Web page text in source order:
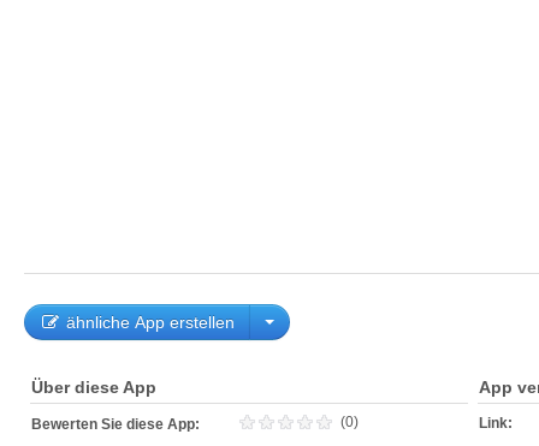
ähnliche App erstellen
Über diese App
Bewerten Sie diese App: (0)
App
Link: